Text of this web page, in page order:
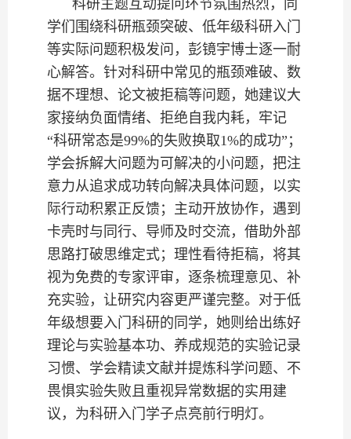
科研主题互动提问环节氛围热烈，同
学们围绕科研瓶颈突破、低年级科研入门
等实际问题积极发问，彭镜宇博士逐一耐
心解答。针对科研中常见的瓶颈难破、数
据不理想、论文被拒稿等问题，她建议大
家接纳负面情绪、拒绝自我内耗，牢记
“科研常态是99%的失败换取1%的成功”；
学会拆解大问题为可解决的小问题，把注
意力从追求成功转向解决具体问题，以实
际行动积累正反馈；主动开放协作，遇到
卡壳时与同行、导师及时交流，借助外部
思路打破思维定式；理性看待拒稿，将其
视为免费的专家评审，逐条梳理意见、补
充实验，让研究内容更严谨完整。对于低
年级想要入门科研的同学，她则给出练好
理论与实验基本功、养成规范的实验记录
习惯、学会精读文献并提炼科学问题、不
畏惧实验失败且重视异常数据的实用建
议，为科研入门学子点亮前行明灯。